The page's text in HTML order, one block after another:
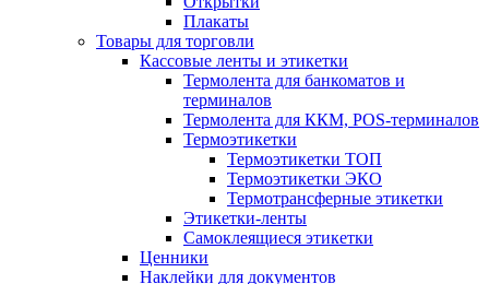
Плакаты
Товары для торговли
Кассовые ленты и этикетки
Термолента для банкоматов и
терминалов
Термолента для ККМ, POS-терминалов
Термоэтикетки
Термоэтикетки ТОП
Термоэтикетки ЭКО
Термотрансферные этикетки
Этикетки-ленты
Самоклеящиеся этикетки
Ценники
Наклейки для документов